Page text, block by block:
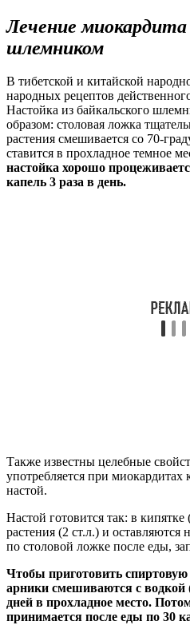
Лечение миокардита
шлемником
В тибетской и китайской
народных рецептов
Настойка из байкальского
образом: столовая ложка
растения смешивается со 70-
ставится в прохладное темное
настойка хорошо
капель 3 раза в день.
Также известны целебные
употребляется при миокардитах
настой.
Настой готовится так: в
растения (2 ст.л.) и оставляются
по столовой ложке после еды,
Чтобы приготовить спиртовую
арники смешиваются с водкой
дней в прохладное место.
принимается после еды по 30